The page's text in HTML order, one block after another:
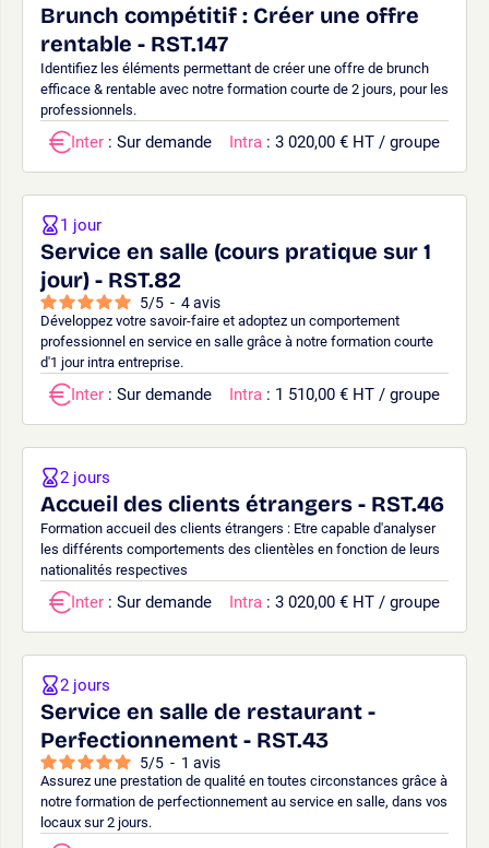
Brunch compétitif : Créer une offre
rentable - RST.147
Identifiez les éléments permettant de créer une offre de brunch
efficace & rentable avec notre formation courte de 2 jours, pour les
professionnels.
Inter : Sur demande Intra : 3 020,00 € HT / groupe
Service en salle (cours pratique sur 1
jour) - RST.82
5/5 - 4avis
Développez votre savoir-faire et adoptez un comportement
professionnel en service en salle grâce à notre formation courte
d'1 jour intra entreprise.
1 jour
Inter : Sur demande Intra : 1 510,00 € HT / groupe
Accueil des clients étrangers - RST.46
Formation accueil des clients étrangers : Etre capable d'analyser
les différents comportements des clientèles en fonction de leurs
nationalités respectives
2 jours
Inter : Sur demande Intra : 3 020,00 € HT / groupe
Service en salle de restaurant -
Perfectionnement - RST.43
5/5 - 1 avis
Assurez une prestation de qualité en toutes circonstances grâce à
notre formation de perfectionnement au service en salle, dans vos
locaux sur 2 jours.
2 jours